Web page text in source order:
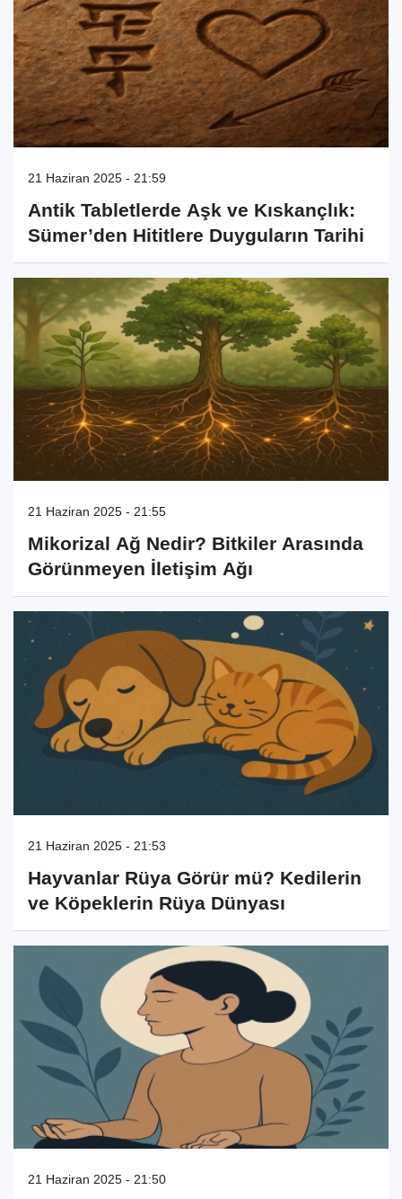
21 Haziran 2025 - 21:59
Antik Tabletlerde Aşk ve Kıskançlık:
Sümer’den Hititlere Duyguların Tarihi
21 Haziran 2025 - 21:55
Mikorizal Ağ Nedir? Bitkiler Arasında
Görünmeyen İletişim Ağı
21 Haziran 2025 - 21:53
Hayvanlar Rüya Görür mü? Kedilerin
ve Köpeklerin Rüya Dünyası
21 Haziran 2025 - 21:50